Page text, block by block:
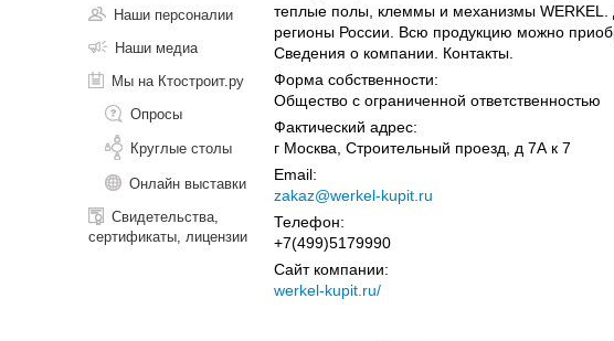
Наши персоналии
Наши медиа
Мы на Ктостроит.ру
Опросы
Круглые столы
Онлайн выставки
Свидетельства,
сертификаты, лицензии
теплые полы, клеммы и механизмы WERKEL.
регионы России. Всю продукцию можно
Сведения о компании. Контакты.
Форма собственности:
Общество с ограниченной ответственностью
Фактический адрес:
г Москва, Строительный проезд, д 7А к 7
Email:
zakaz@werkel-kupit.ru
Телефон:
+7(499)5179990
Сайт компании:
werkel-kupit.ru/